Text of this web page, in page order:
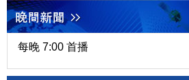
每晚 7:00 首播